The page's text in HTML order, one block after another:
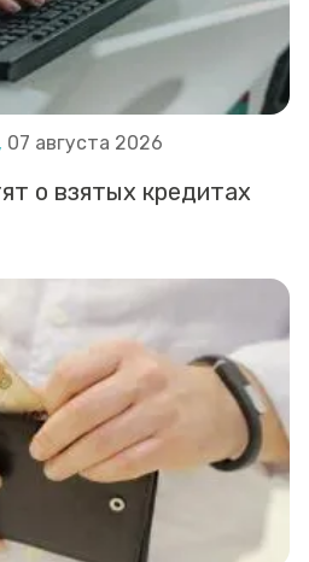
07 августа 2026
о взятых кредитах